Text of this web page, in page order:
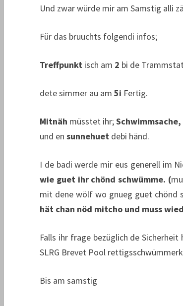
Und zwar würde mir am Samstig alli
Für das bruuchts folgendi infos;
Treffpunkt isch am 2 bi de
dete simmer au am 5i Fertig.
Mitnäh müsstet ihr;Schwimmsache,
und en sunnehuet debi händ.
I de badi werde mir eus generell im
wie guet ihr chönd schwümme. (
mit dene wölf wo gnueg guet chönd
hät chan nöd mitcho und muss
Falls ihr frage bezüglich de
SLRG Brevet Pool
Bis am samstig